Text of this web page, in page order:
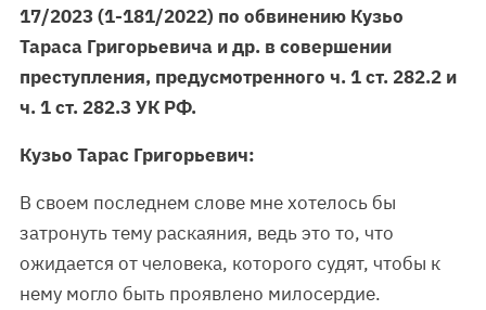
17/2023 (1-181/2022) по обвинению Кузьо
Тараса Григорьевича и др. в совершении
преступления, предусмотренного ч. 1 ст. 282.2 и
ч. 1 ст. 282.3 УК РФ.
Кузьо Тарас Григорьевич:
В своем последнем слове мне хотелось бы
затронуть тему раскаяния, ведь это то, что
ожидается от человека, которого судят, чтобы к
нему могло быть проявлено милосердие.